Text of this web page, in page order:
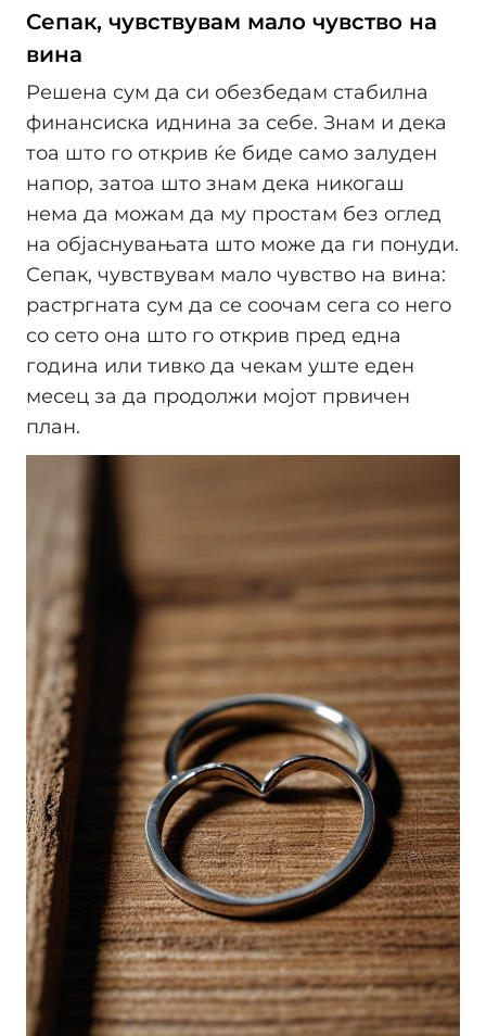
Сепак, чувствувам мало чувство на
вина
Решена сум да си обезбедам стабилна
финансиска иднина за себе. Знам и дека
тоа што го открив ќе биде само залуден
напор, затоа што знам дека никогаш
нема да можам да му простам без оглед
на објаснувањата што може да ги понуди.
Сепак, чувствувам мало чувство на вина:
растргната сум да се соочам сега со него
со сето она што го открив пред една
година или тивко да чекам уште еден
месец за да продолжи мојот првичен
план.